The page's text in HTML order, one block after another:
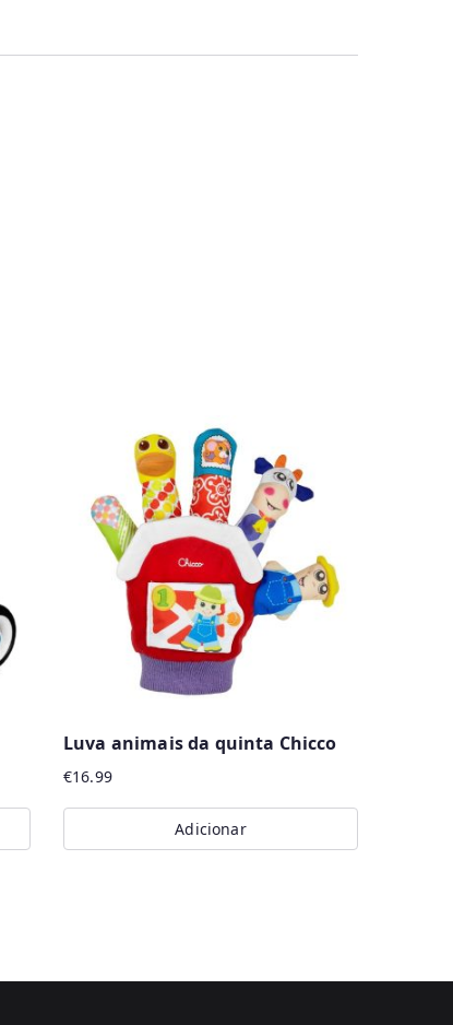
Luva animais da quinta Chicco
€16.99
Adicionar